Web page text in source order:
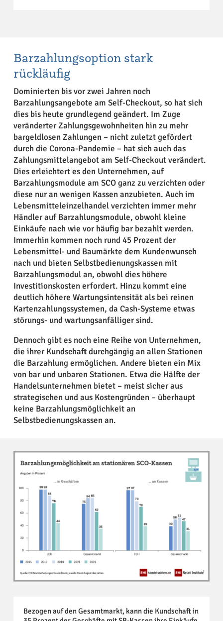
Barzahlungsoption stark
rückläufig
Dominierten bis vor zwei Jahren noch
Barzahlungsangebote am Self-Checkout, so hat sich
dies bis heute grundlegend geändert. Im Zuge
veränderter Zahlungsgewohnheiten hin zu mehr
bargeldlosen Zahlungen – nicht zuletzt gefördert
durch die Corona-Pandemie – hat sich auch das
Zahlungsmittelangebot am Self-Checkout verändert.
Dies erleichtert es den Unternehmen, auf
Barzahlungsmodule am SCO ganz zu verzichten oder
diese nur an wenigen Kassen anzubieten. Auch im
Lebensmitteleinzelhandel verzichten immer mehr
Händler auf Barzahlungsmodule, obwohl kleine
Einkäufe nach wie vor häufig bar bezahlt werden.
Immerhin kommen noch rund 45 Prozent der
Lebensmittel- und Baumärkte dem Kundenwunsch
nach und bieten Selbstbedienungskassen mit
Barzahlungsmodul an, obwohl dies höhere
Investitionskosten erfordert. Hinzu kommt eine
deutlich höhere Wartungsintensität als bei reinen
Kartenzahlungssystemen, da Cash-Systeme etwas
störungs- und wartungsanfälliger sind.
Dennoch gibt es noch eine Reihe von Unternehmen,
die ihrer Kundschaft durchgängig an allen Stationen
die Barzahlung ermöglichen. Andere bieten ein Mix
von bar und unbaren Stationen. Etwa die Hälfte der
Handelsunternehmen bietet – meist sicher aus
strategischen und aus Kostengründen – überhaupt
keine Barzahlungsmöglichkeit an
Selbstbedienungskassen an.
Bezogen auf den Gesamtmarkt, kann die Kundschaft in